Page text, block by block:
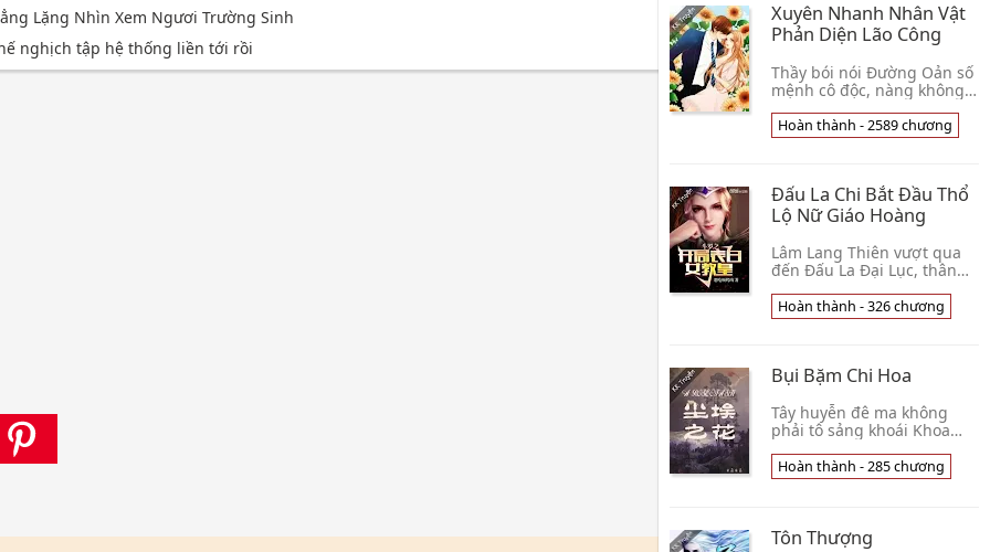
Lặng Nhìn Xem Ngươi Trường Sinh
nghịch tập hệ thống liền tới rồi
Xuyên Nhanh Nhân Vật
Phản Diện Lão Công
Thầy bói nói Đường Oản số
mệnh cô độc, nàng không
đẹp, như thế nào sẽ không
ai thèm lấy? Kết quả nàng
Hoàn thành - 2589 chương
Đấu La Chi Bắt Đầu Thổ
Lộ Nữ Giáo Hoàng
Lâm Lang Thiên vượt qua
đến Đấu La Đại Lục, thân
thống, thức tỉnh đỉnh cấp
Song Sinh Vũ Hồn: Thứ
Hoàn thành - 326 chương
Bụi Bặm Chi Hoa
Tây huyễn đê ma không
phải tô sảng khoái Khoa
hoạt động, lý do: Mê tín
lầm nước, khoa học kỹ
Hoàn thành - 285 chương
Tôn Thượng